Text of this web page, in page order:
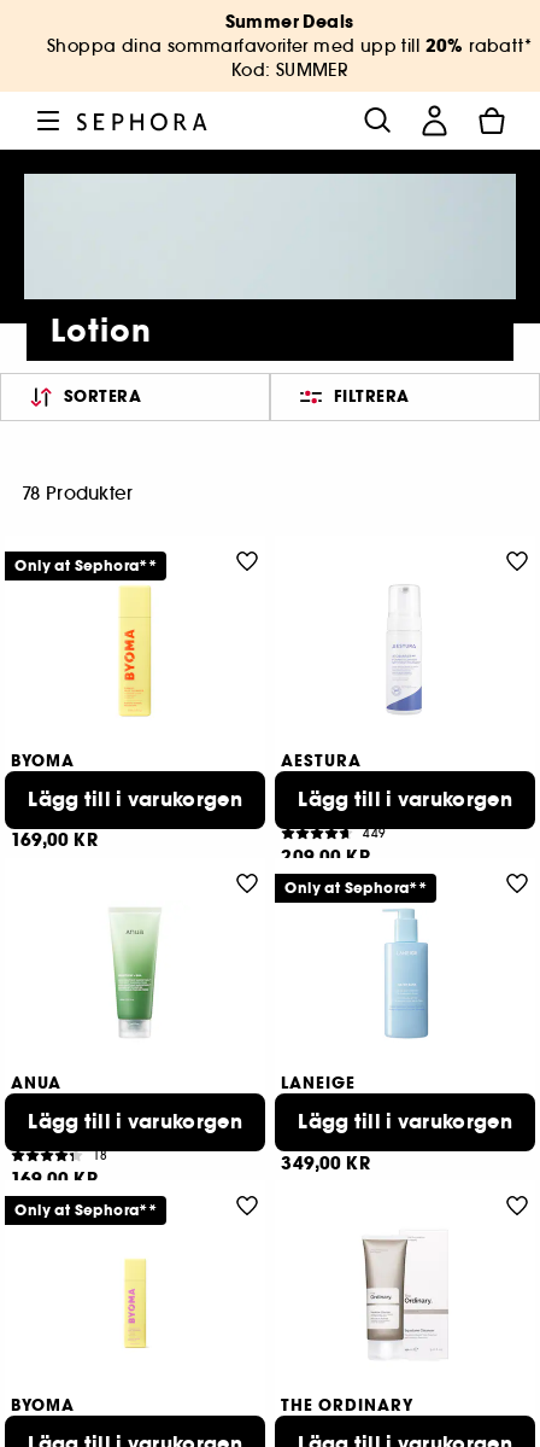
Summer Deals
Shoppa dina sommarfavoriter med upp till 20% rabatt*
Kod: SUMMER
Lotion
SORTERA FILTRERA
78 Produkter
BYOMA
Creamy Jelly Cleanser
169,00 KR
Lägg till i varukorgen
Only at Sephora**
AESTURA
ATOBARRIER365 Foaming
Cleanser
pH-balanserad och skummande rengöringsgel
449
209,00 KR
Lägg till i varukorgen
ANUA
Heartleaf Quercetinol Pore
Deep Cleansing Foam
Lugnande renande rengöringsskum
18
169,00 KR
Lägg till i varukorgen
LANEIGE
WATER BANK
Mild rengöringsgel
349,00 KR
Lägg till i varukorgen
Only at Sephora**
BYOMA
Foaming Rice Deep Cleanser
Rengöringsgel för ansiktet
Only at Sephora**
THE ORDINARY
Squalane
Mini Cleanser